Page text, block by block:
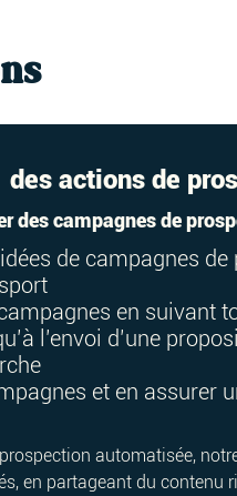
actions de
des campagnes de
de campagnes
en suivant
l’envoi d’une
et en assurer
automatisée,
en partageant du contenu